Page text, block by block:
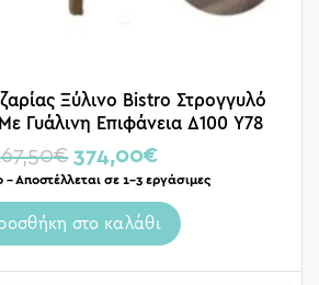
Ξύλινο Bistro Στρογγυλό
Γυάλινη Επιφάνεια Δ100 Υ78
€ 374,00€
– Αποστέλλεται σε 1-3 εργάσιμες
στο καλάθι